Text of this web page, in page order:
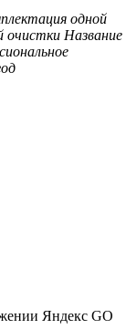
одной
очистки Название
Яндекс GO